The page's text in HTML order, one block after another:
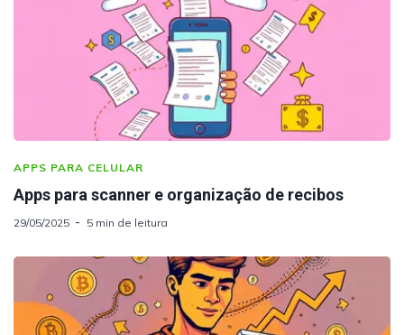
APPS PARA CELULAR
Apps para scanner e organização de recibos
29/05/2025 5 min de leitura